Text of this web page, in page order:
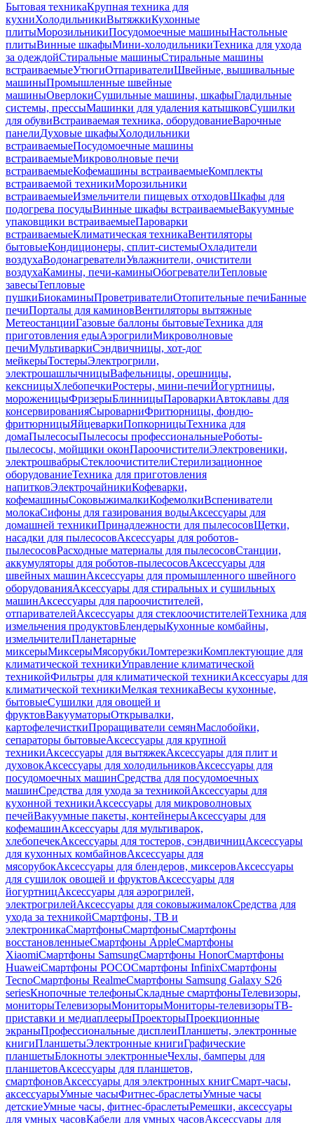
Бытовая техникаКрупная техника для
кухниХолодильникиВытяжкиКухонные
плитыМорозильникиПосудомоечные машиныНастольные
плитыВинные шкафыМини-холодильникиТехника для ухода
за одеждойСтиральные машиныСтиральные машины
встраиваемыеУтюгиОтпаривателиШвейные, вышивальные
машиныПромышленные швейные
машиныОверлокиСушильные машины, шкафыГладильные
системы, прессыМашинки для удаления катышковСушилки
для обувиВстраиваемая техника, оборудованиеВарочные
панелиДуховые шкафыХолодильники
встраиваемыеПосудомоечные машины
встраиваемыеМикроволновые печи
встраиваемыеКофемашины встраиваемыеКомплекты
встраиваемой техникиМорозильники
встраиваемыеИзмельчители пищевых отходовШкафы для
подогрева посудыВинные шкафы встраиваемыеВакуумные
упаковщики встраиваемыеПароварки
встраиваемыеКлиматическая техникаВентиляторы
бытовыеКондиционеры, сплит-системыОхладители
воздухаВодонагревателиУвлажнители, очистители
воздухаКамины, печи-каминыОбогревателиТепловые
завесыТепловые
пушкиБиокаминыПроветривателиОтопительные печиБанные
печиПорталы для каминовВентиляторы вытяжные
МетеостанцииГазовые баллоны бытовыеТехника для
приготовления едыАэрогрилиМикроволновые
печиМультиваркиСэндвичницы, хот-дог
мейкерыТостерыЭлектрогрили,
электрошашлычницыВафельницы, орешницы,
кексницыХлебопечкиРостеры, мини-печиЙогуртницы,
мороженицыФризерыБлинницыПароваркиАвтоклавы для
консервированияСыроварниФритюрницы, фондю-
фритюрницыЯйцеваркиПопкорницыТехника для
домаПылесосыПылесосы профессиональныеРоботы-
пылесосы, мойщики оконПароочистителиЭлектровеники,
электрошвабрыСтеклоочистителиСтерилизационное
оборудованиеТехника для приготовления
напитковЭлектрочайникиКофеварки,
кофемашиныСоковыжималкиКофемолкиВспениватели
молокаСифоны для газирования водыАксессуары для
домашней техникиПринадлежности для пылесосовЩетки,
насадки для пылесосовАксессуары для роботов-
пылесосовРасходные материалы для пылесосовСтанции,
аккумуляторы для роботов-пылесосовАксессуары для
швейных машинАксессуары для промышленного швейного
оборудованияАксессуары для стиральных и сушильных
машинАксессуары для пароочистителей,
отпаривателейАксессуары для стеклоочистителейТехника для
измельчения продуктовБлендерыКухонные комбайны,
измельчителиПланетарные
миксерыМиксерыМясорубкиЛомтерезкиКомплектующие для
климатической техникиУправление климатической
техникойФильтры для климатической техникиАксессуары для
климатической техникиМелкая техникаВесы кухонные,
бытовыеСушилки для овощей и
фруктовВакууматорыОткрывалки,
картофелечисткиПроращиватели семянМаслобойки,
сепараторы бытовыеАксессуары для крупной
техникиАксессуары для вытяжекАксессуары для плит и
духовокАксессуары для холодильниковАксессуары для
посудомоечных машинСредства для посудомоечных
машинСредства для ухода за техникойАксессуары для
кухонной техникиАксессуары для микроволновых
печейВакуумные пакеты, контейнерыАксессуары для
кофемашинАксессуары для мультиварок,
хлебопечекАксессуары для тостеров, сэндвичницАксессуары
для кухонных комбайновАксессуары для
мясорубокАксессуары для блендеров, миксеровАксессуары
для сушилок овощей и фруктовАксессуары для
йогуртницАксессуары для аэрогрилей,
электрогрилейАксессуары для соковыжималокСредства для
ухода за техникойСмартфоны, ТВ и
электроникаСмартфоныСмартфоныСмартфоны
восстановленныеСмартфоны AppleСмартфоны
XiaomiСмартфоны SamsungСмартфоны HonorСмартфоны
HuaweiСмартфоны POCOСмартфоны InfinixСмартфоны
TecnoСмартфоны RealmeСмартфоны Samsung Galaxy S26
seriesКнопочные телефоныСкладные смартфоныТелевизоры,
мониторыТелевизорыМониторыМониторы-телевизорыТВ-
приставки и медиаплеерыПроекторыПроекционные
экраныПрофессиональные дисплеиПланшеты, электронные
книгиПланшетыЭлектронные книгиГрафические
планшетыБлокноты электронныеЧехлы, бамперы для
планшетовАксессуары для планшетов,
смартфоновАксессуары для электронных книгСмарт-часы,
аксессуарыУмные часыФитнес-браслетыУмные часы
детскиеУмные часы, фитнес-браслетыРемешки, аксессуары
для умных часовКабели для умных часовАксессуары для